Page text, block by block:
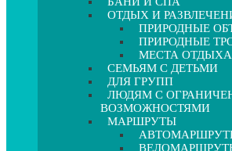
ОТДЫХ И
ПРИРОДНЫЕ
ПРИРОДНЫЕ
МЕСТА ОТДЫХА
СЕМЬЯМ С ДЕТЬМИ
ДЛЯ ГРУПП
ЛЮДЯМ С
ВОЗМОЖНОСТЯМИ
МАРШРУТЫ